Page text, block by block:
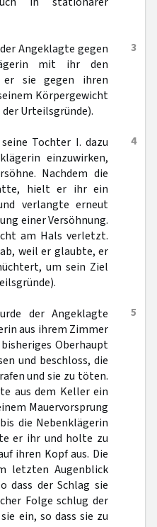
3
Angeklagte gegen
mit ihr den
er sie gegen ihren
Körpergewicht
Urteilsgründe).
4
Tochter I. dazu
einzuwirken,
Nachdem die
hielt er ihr ein
verlangte erneut
einer Versöhnung.
am Hals verletzt.
weil er glaubte, er
um sein Ziel
5
der Angeklagte
aus ihrem Zimmer
Oberhaupt
und beschloss, die
und sie zu töten.
aus dem Keller ein
Mauervorsprung
die Nebenklägerin
er ihr und holte zu
ihren Kopf aus. Die
letzten Augenblick
dass der Schlag sie
Folge schlug der
ein, so dass sie zu